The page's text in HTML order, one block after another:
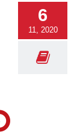
6
11, 2020